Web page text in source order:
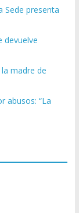
Sede presenta
devuelve
madre de
abusos: “La